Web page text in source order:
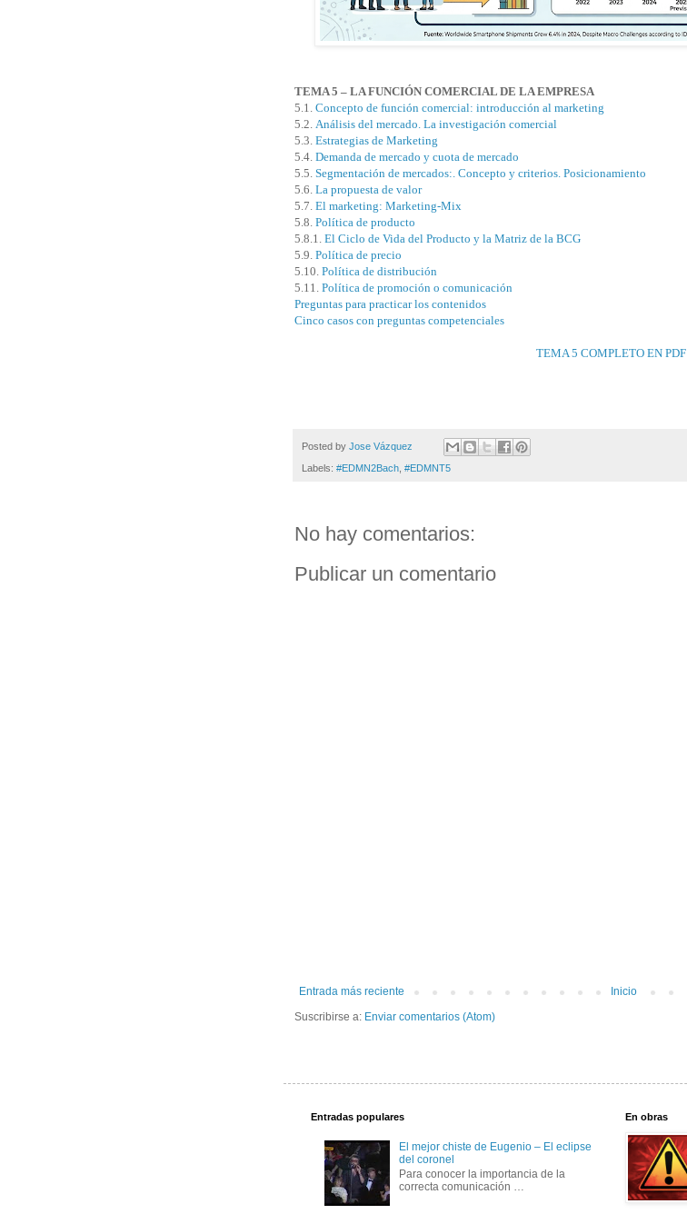
TEMA 5 – LA FUNCIÓN COMERCIAL DE LA EMPRESA
5.1. Concepto de función comercial: introducción al marketing
5.2. Análisis del mercado. La investigación comercial
5.3. Estrategias de Marketing
5.4. Demanda de mercado y cuota de mercado
5.5. Segmentación de mercados:. Concepto y criterios. Posicionamiento
5.6. La propuesta de valor
5.7. El marketing: Marketing-Mix
5.8. Política de producto
5.8.1. El Ciclo de Vida del Producto y la Matriz de la BCG
5.9. Política de precio
5.10. Política de distribución
5.11. Política de promoción o comunicación
Preguntas para practicar los contenidos
Cinco casos con preguntas competenciales
TEMA 5 COMPLETO EN PDF
Posted by Jose Vázquez
Labels: #EDMN2Bach #EDMNT5
No hay comentarios:
Publicar un comentario
Entrada más reciente
Inicio
Suscribirse a: Enviar comentarios (Atom)
Entradas populares
El mejor chiste de Eugenio – El eclipse
del coronel
Para conocer la importancia de la
correcta comunicación …
En obras